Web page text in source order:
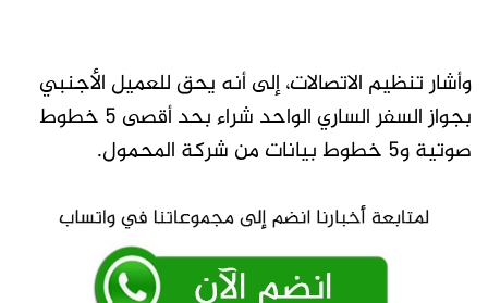
وأشار تنظيم الاتصالات، إلى أنه يحق للعميل الأجنبي
بجواز السفر الساري الواحد شراء بحد أقصى 5 خطوط
صوتية و5 خطوط بيانات من شركة المحمول.